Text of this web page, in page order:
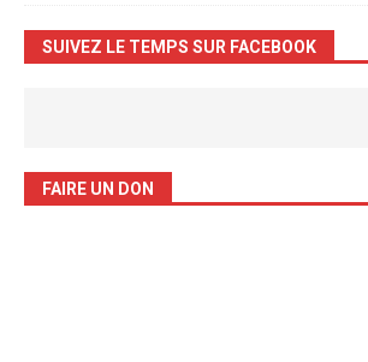
SUIVEZ LE TEMPS SUR FACEBOOK
FAIRE UN DON